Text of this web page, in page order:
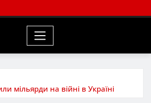
мільярди на війні в Україні